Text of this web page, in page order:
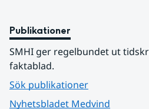
Publikationer
SMHI ger regelbundet ut
faktablad.
Sök publikationer
Nyhetsbladet Medvind